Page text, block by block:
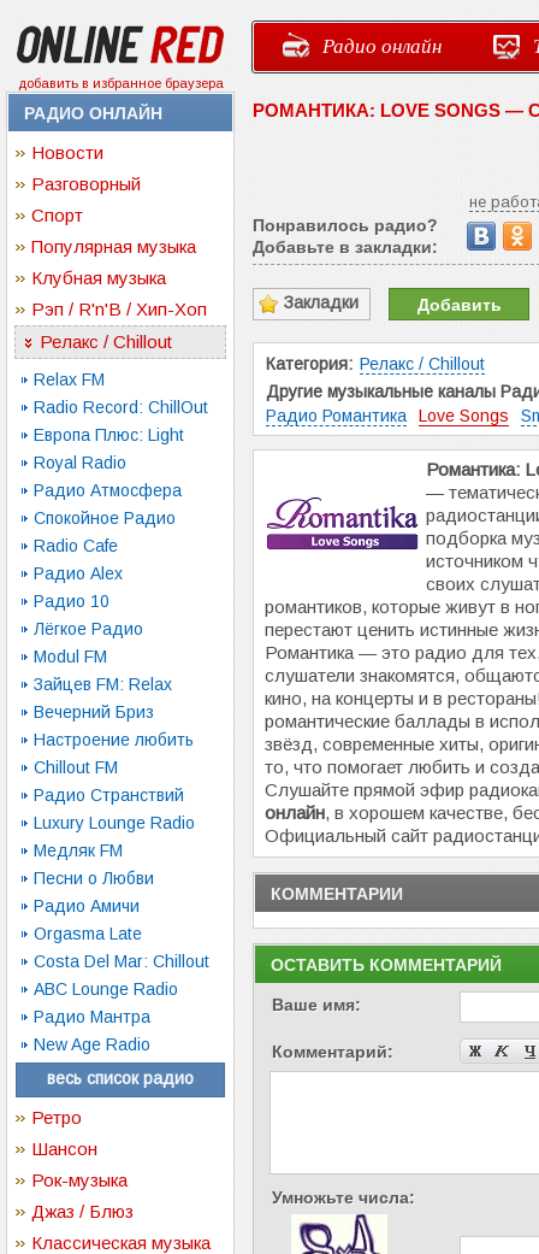
добавить в избранное браузера
Радио онлайн
РАДИО ОНЛАЙН
Новости
Разговорный
Спорт
Популярная музыка
Клубная музыка
Рэп / R'n'B / Хип-Хоп
Релакс / Chillout
Relax FM
Radio Record: ChillOut
Европа Плюс: Light
Royal Radio
Радио Атмосфера
Спокойное Радио
Radio Cafe
Радио Alex
Радио 10
Лёгкое Радио
Modul FM
Зайцев FM: Relax
Вечерний Бриз
Настроение любить
Chillout FM
Радио Странствий
Luxury Lounge Radio
Медляк FM
Песни о Любви
Радио Амичи
Orgasma Late
Costa Del Mar: Chillout
ABC Lounge Radio
Радио Мантра
New Age Radio
весь список радио
Ретро
Шансон
Рок-музыка
Джаз / Блюз
Классическая музыка
РОМАНТИКА: LOVE SONGS
не
Понравилось радио?
Добавьте в закладки:
Закладки Добавить
Категория: Релакс / Chillout
Другие музыкальные каналы
Радио Романтика
Love Songs
Романтика:
—
подборка
источником
своих
романтиков, которые живут в
перестают ценить истинные
Романтика — это радио для
слушатели знакомятся,
кино, на концерты и в
романтические баллады в
звёзд, современные хиты,
то, что помогает любить и
Слушайте прямой эфир
онлайн, в хорошем качестве,
Официальный сайт
КОММЕНТАРИИ
ОСТАВИТЬ КОММЕНТАРИЙ
Ваше имя:
Комментарий:
Умножьте числа: